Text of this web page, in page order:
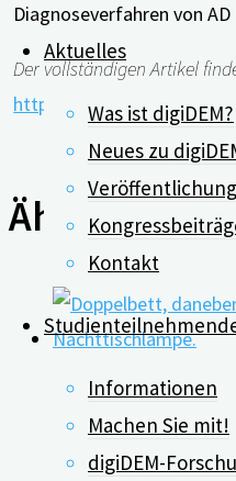
Aktuelles
Was ist digiDEM?
Neues zu
Kontakt
Informationen
Machen Sie mit!
digiDEM-
Diagnoseverfahren von AD
Der vollständigen Artikel
http://dx.doi.org/10.1038/
Ähnliche
Was hilft